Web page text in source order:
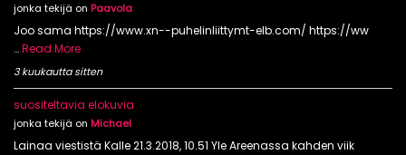
jonka tekijä on Paavola
Joo sama https://www.xn--puhelinliittymt-elb.com/ https://ww
…Read More
3 kuukautta sitten
suositeltavia elokuvia
jonka tekijä on Michael
Lainaa viestistä Kalle 21.3.2018, 10.51 Yle Areenassa kahden viik